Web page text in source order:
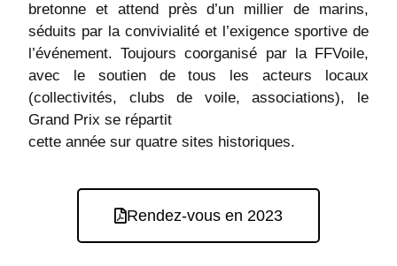
bretonne et attend près d’un millier de marins,
séduits par la convivialité et l’exigence sportive de
l’événement. Toujours coorganisé par la FFVoile,
avec le soutien de tous les acteurs locaux
(collectivités, clubs de voile, associations), le
Grand Prix se répartit
cette année sur quatre sites historiques.
Rendez-vous en 2023